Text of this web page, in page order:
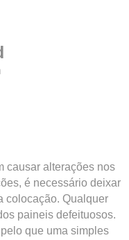
causar alterações nos
é necessário deixar
colocação. Qualquer
paineis defeituosos.
que uma simples